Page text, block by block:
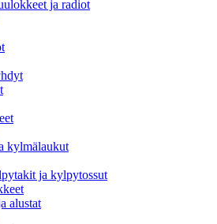
ja radiot
kylmälaukut
ja kylpytossut
alustat